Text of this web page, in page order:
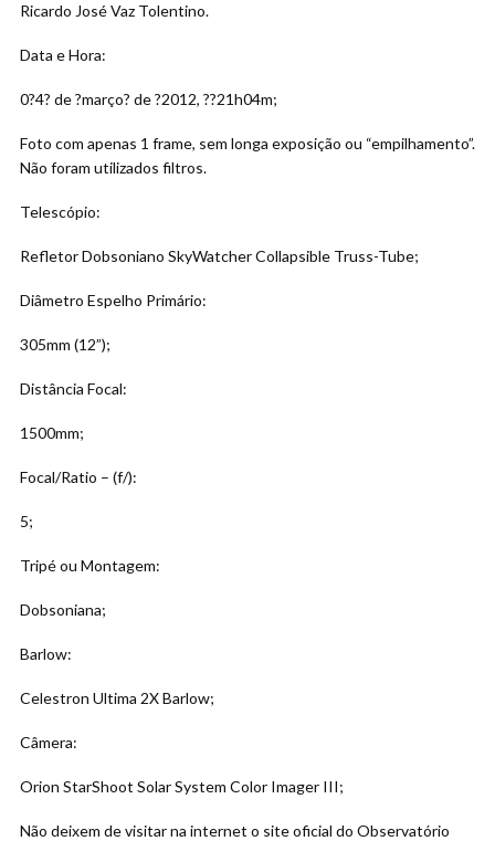
Ricardo José Vaz Tolentino.
Data e Hora:
0?4? de ?março? de ?2012, ??21h04m;
Foto com apenas 1 frame, sem longa exposição ou “empilhamento”.
Não foram utilizados filtros.
Telescópio:
Refletor Dobsoniano SkyWatcher Collapsible Truss-Tube;
Diâmetro Espelho Primário:
305mm (12”);
Distância Focal:
1500mm;
Focal/Ratio – (f/):
5;
Tripé ou Montagem:
Dobsoniana;
Barlow:
Celestron Ultima 2X Barlow;
Câmera:
Orion StarShoot Solar System Color Imager III;
Não deixem de visitar na internet o site oficial do Observatório